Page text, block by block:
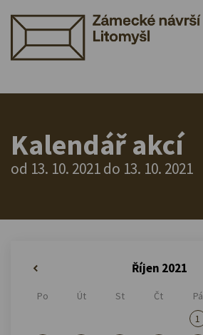
Kalendář akcí
od 13. 10. 2021 do 13. 10. 2021
Říjen 2021
Po Út St Čt Pá
1